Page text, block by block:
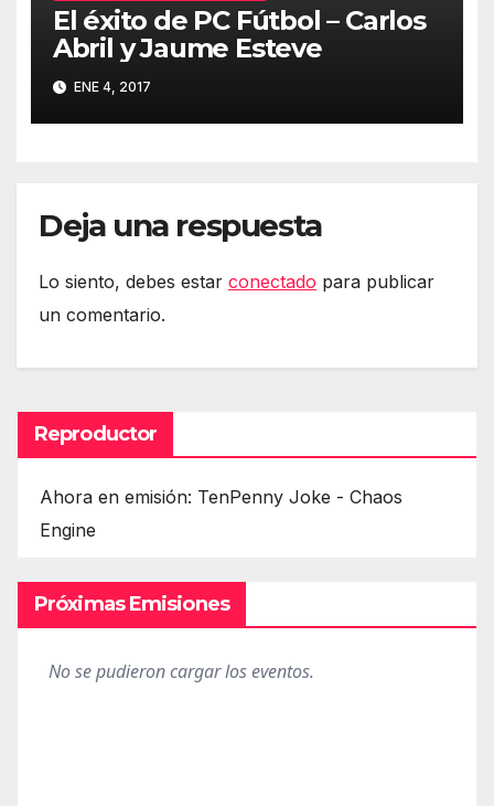
El éxito de PC Fútbol – Carlos
Abril y Jaume Esteve
ENE 4, 2017
Deja una respuesta
Lo siento, debes estar conectado para publicar
un comentario.
Reproductor
Ahora en emisión: TenPenny Joke - Chaos
Engine
Próximas Emisiones